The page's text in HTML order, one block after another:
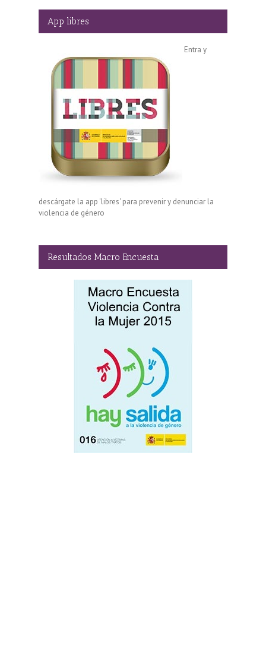
App libres
Entra y
descárgate la app 'libres' para prevenir y denunciar la
violencia de género
Resultados Macro Encuesta